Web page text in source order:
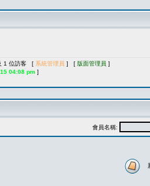
1 位訪客 [ 系統管理員 ] [ 版面管理員 ]
04:08 pm ]
會員名稱: